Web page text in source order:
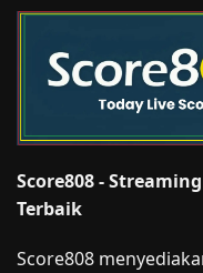
Score808 -
Terbaik
Score808